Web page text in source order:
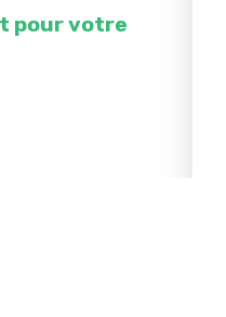
pour votre